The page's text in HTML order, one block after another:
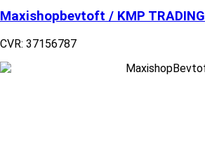
Maxishopbevtoft / KMP TRADING
CVR: 37156787